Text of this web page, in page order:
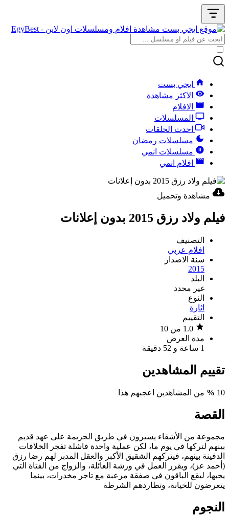
ايجي بست
الاكثر مشاهدة
الافلام
المسلسلات
احدث الحلقات
مسلسلات رمضان
مسلسلات انمي
افلام انمي
مشاهدة وتحميل
فيلم ولاد رزق 2015 بدون إعلانات
التصنيف
افلام عربي
سنة الاصدار
2015
البلد
غير محدد
النوع
اثارة
التقييم
مدة العرض
1 ساعة و 52 دقيقة
تقييم المشاهدين
10
% من المشاهدين اعجبهم هذا
القصة
مجموعة من الأشقاء يسيرون في طريق الجريمة على عهد قديم
بينهم لتركها في يوم ما، لكن عملية واحدة فاشلة تفجر الخلافات
الدفينة بينهم، فيتركهم الشقيق الأكبر والعقل المدبر لهم رضا رزق
(أحمد عز)، ويقرر العمل في ورشة العائلة، والزواج من الفتاة التي
يحبها، ليقع الباقون في صفقة مرعبة مع تاجر مخدرات، بينما
يتعرضون للخيانة، وتطاردهم الشرطة
النجوم